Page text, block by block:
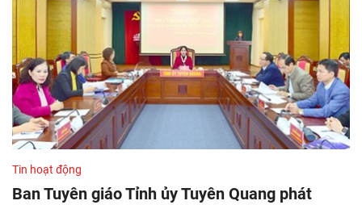
Tin hoạt động
Ban Tuyên giáo Tỉnh ủy Tuyên Quang phát